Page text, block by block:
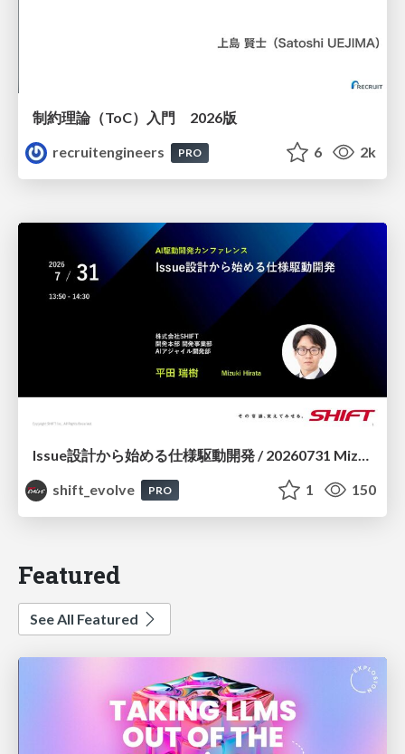
制約理論（ToC）入門 2026版
recruitengineers
PRO 6 2k
shift_evolve
PRO 1 150
Featured
See All Featured